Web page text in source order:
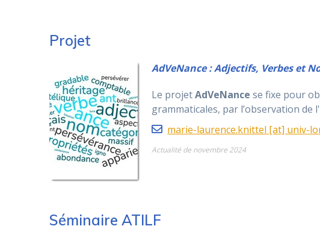
Projet
AdVeNance : Adjectifs, Verbes et
Le projetAdVeNance se fixe pour
grammaticales, par l’observation
marie-laurence.knittel [at] univ-
Actualité de novembre 2024
Séminaire ATILF